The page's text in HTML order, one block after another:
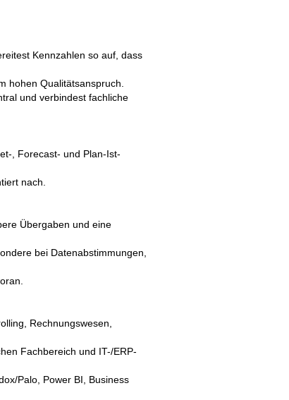
Kennzahlen so auf, dass
hohen Qualitätsanspruch.
und verbindest fachliche
, Forecast- und Plan-Ist-
nach.
Übergaben und eine
bei Datenabstimmungen,
Rechnungswesen,
Fachbereich und IT-/ERP-
Palo, Power BI, Business